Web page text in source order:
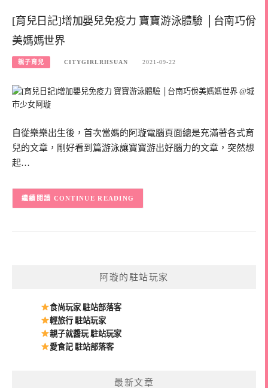
[育兒日記]增加嬰兒免疫力 寶寶游泳體驗 │台南巧佾
美媽媽世界
親子育兒 CITYGIRLRHSUAN 2021-09-22
自從樂樂出生後，首次當媽的阿璇電腦頁面總是充滿著各式育
兒的文章，剛好看到篇游泳讓寶寶游出好腦力的文章，突然想
起…
CONTINUE READING
阿璇的駐站玩家
食尚玩家 駐站部落客
輕旅行 駐站玩家
親子就醬玩 駐站玩家
愛食記 駐站部落客
最新文章